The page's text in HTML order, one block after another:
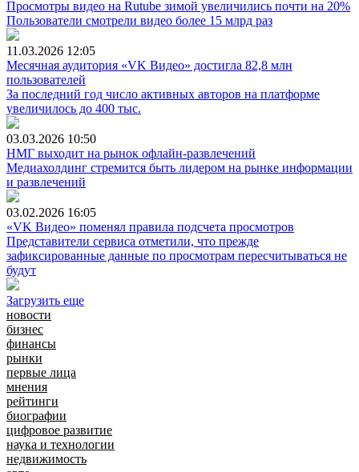
Просмотры видео на Rutube зимой увеличились почти на 20%
Пользователи смотрели видео более 15 млрд раз
11.03.2026 12:05
Месячная аудитория «VK Видео» достигла 82,8 млн
пользователей
За последний год число активных авторов на платформе
увеличилось до 400 тыс.
03.03.2026 10:50
НМГ выходит на рынок офлайн-развлечений
Медиахолдинг стремится быть лидером на рынке информации
и развлечений
03.02.2026 16:05
«VK Видео» поменял правила подсчета просмотров
Представители сервиса отметили, что прежде
зафиксированные данные по просмотрам пересчитываться не
будут
Загрузить еще
новости
бизнес
финансы
рынки
первые лица
мнения
рейтинги
биографии
цифровое развитие
наука и технологии
недвижимость